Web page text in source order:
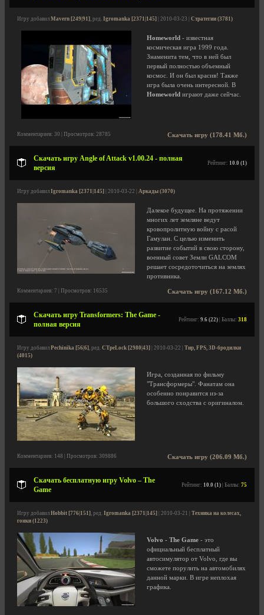
Игру добавил Mavern [249|91], ред. Igromanka [2371|145] | 2010-03-23 | Стратегии (3781)
Homeworld - известная
космическая игра 1999 года.
Знаменита тем, что в ней был
первый полностью объемный
космос. И он был красив! Также
игра была очень интересной. В
Homeworld играют даже сейчас.
Скачать игру (178.41 Мб.)
Комментариев: 30 | Просмотров: 28785
Скачать игру Angle of Attack v1.00.24 - полная
версия
Рейтинг: 10.0 (1)
Игру добавил Igromanka [2371|145] | 2010-03-22 | Аркады (3070)
Далекое будущее. На протяжении
многих лет земляне ведут
кровопролитную войну с расой
Гамулан. С целью изменить
развитие событий в свою сторону,
военный совет Земли GALCOM
решает сосредоточиться на землях
противника.
Скачать игру (167.12 Мб.)
Комментариев: 7 | Просмотров: 16535
Скачать игру Transformers: The Game -
полная версия
Рейтинг: 9.6 (22) | Баллы: 318
Игру добавил Pechinika [56|6], ред. CTpeLock [2980|43] | 2010-03-22 | Тир, FPS, 3D-бродилки
(4015)
Игра, созданная по фильму
"Трансформеры". Фанатам она
особенно понравится из-за
большого сходства с оригиналом.
Скачать игру (206.09 Мб.)
Комментариев: 148 | Просмотров: 309886
Скачать бесплатную игру Volvo – The
Game
Рейтинг: 10.0 (1) | Баллы: 75
Игру добавил Hobbit [776|151], ред. Igromanka [2371|145] | 2010-03-21 | Техника на колесах,
гонки (1223)
Volvo - The Game - это
официальный бесплатный
автосимулятор от Volvo, где вы
сможете порулить на автомобилях
данной марки. В игре неплохая
графика.